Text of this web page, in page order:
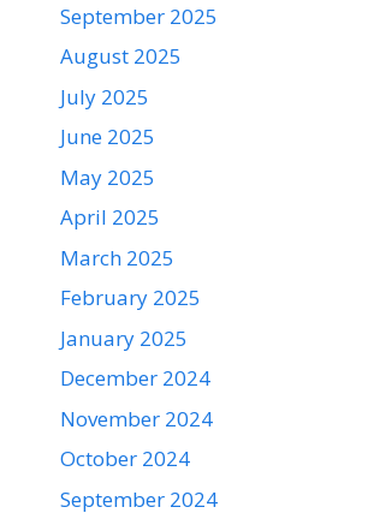
September 2025
August 2025
July 2025
June 2025
May 2025
April 2025
March 2025
February 2025
January 2025
December 2024
November 2024
October 2024
September 2024